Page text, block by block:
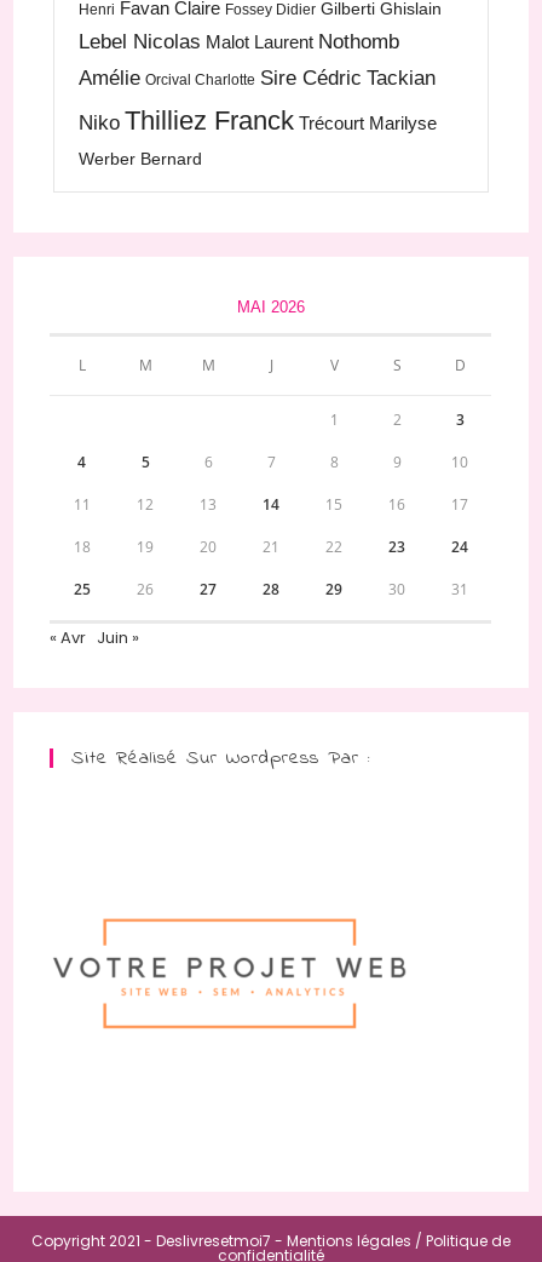
Henri Favan Claire Fossey Didier Gilberti Ghislain
Lebel Nicolas Malot Laurent Nothomb
Amélie Orcival Charlotte Sire Cédric Tackian
Niko Thilliez Franck Trécourt Marilyse
Werber Bernard
MAI 2026
L M M J V S D
1 2 3
4 5 6 7 8 9 10
11 12 13 14 15 16 17
18 19 20 21 22 23 24
25 26 27 28 29 30 31
« Avr Juin »
Site Réalisé Sur Wordpress Par :
Copyright 2021 - Deslivresetmoi7 - Mentions légales / Politique de
confidentialité